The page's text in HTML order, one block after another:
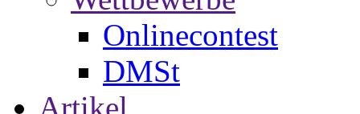
Onlinecontest
DMSt
Artikel